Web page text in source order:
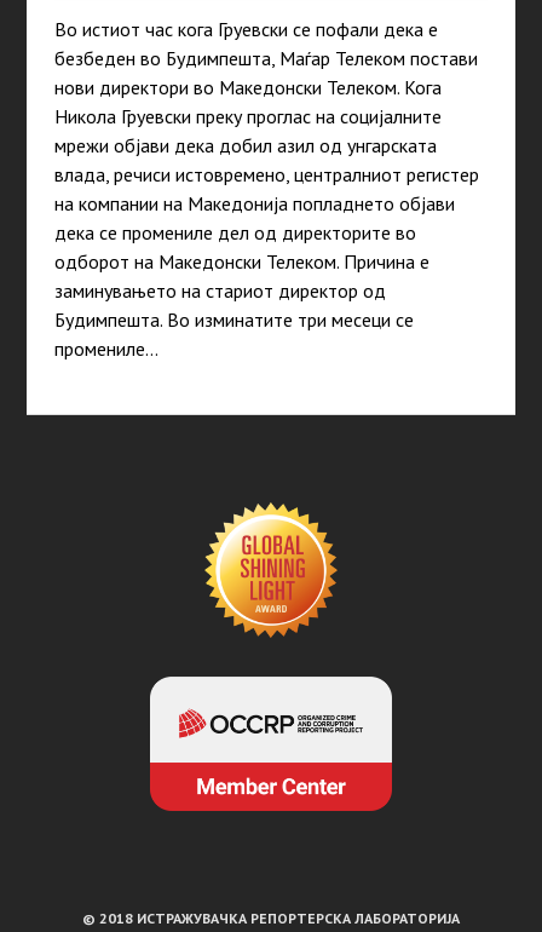
Во истиот час кога Груевски се пофали дека е
безбеден во Будимпешта, Маѓар Телеком постави
нови директори во Македонски Телеком. Кога
Никола Груевски преку проглас на социјалните
мрежи објави дека добил азил од унгарската
влада, речиси истовремено, централниот регистер
на компании на Македонија попладнето објави
дека се промениле дел од директорите во
одборот на Македонски Телеком. Причина е
заминувањето на стариот директор од
Будимпешта. Во изминатите три месеци се
промениле…
© 2018 ИСТРАЖУВАЧКА РЕПОРТЕРСКА ЛАБОРАТОРИЈА